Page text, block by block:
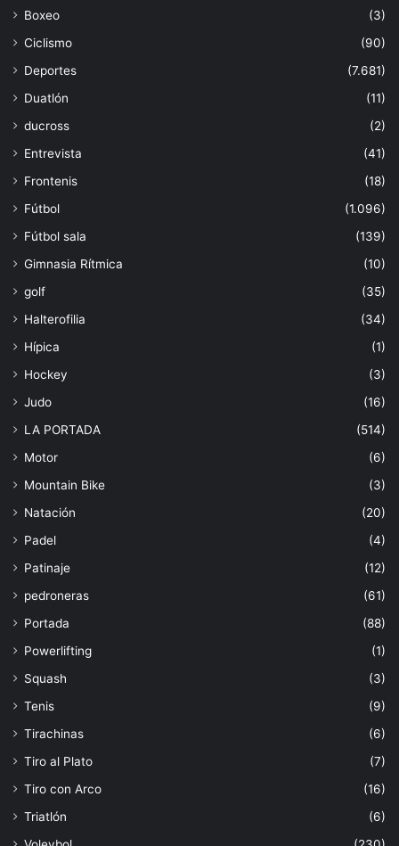
Boxeo
(3)
Ciclismo
(90)
Deportes
(7.681)
Duatlón
(11)
ducross
(2)
Entrevista
(41)
Frontenis
(18)
Fútbol
(1.096)
Fútbol sala
(139)
Gimnasia Rítmica
(10)
golf
(35)
Halterofilia
(34)
Hípica
(1)
Hockey
(3)
Judo
(16)
LA PORTADA
(514)
Motor
(6)
Mountain Bike
(3)
Natación
(20)
Padel
(4)
Patinaje
(12)
pedroneras
(61)
Portada
(88)
Powerlifting
(1)
Squash
(3)
Tenis
(9)
Tirachinas
(6)
Tiro al Plato
(7)
Tiro con Arco
(16)
Triatlón
(6)